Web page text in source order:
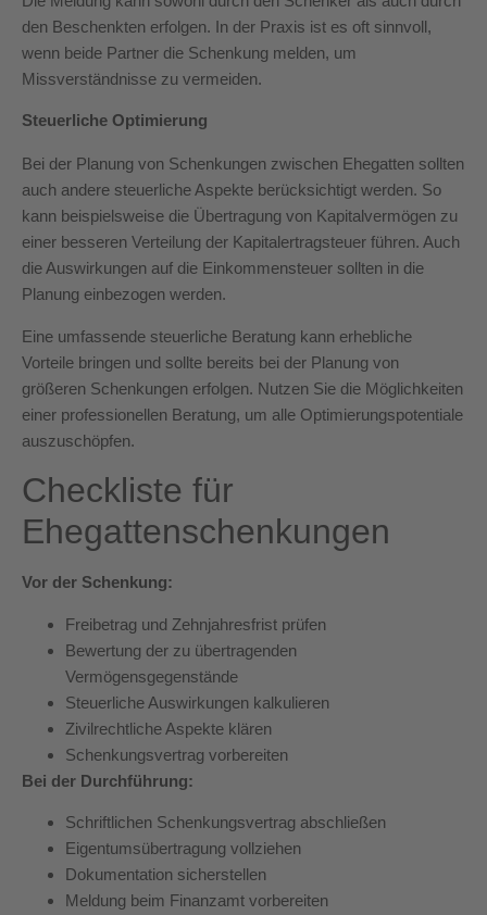
den Beschenkten erfolgen. In der Praxis ist es oft sinnvoll,
wenn beide Partner die Schenkung melden, um
Missverständnisse zu vermeiden.
Steuerliche Optimierung
Bei der Planung von Schenkungen zwischen Ehegatten sollten
auch andere steuerliche Aspekte berücksichtigt werden. So
kann beispielsweise die Übertragung von Kapitalvermögen zu
einer besseren Verteilung der Kapitalertragsteuer führen. Auch
die Auswirkungen auf die Einkommensteuer sollten in die
Planung einbezogen werden.
Eine umfassende steuerliche Beratung kann erhebliche
Vorteile bringen und sollte bereits bei der Planung von
größeren Schenkungen erfolgen. Nutzen Sie die Möglichkeiten
einer professionellen Beratung, um alle Optimierungspotentiale
auszuschöpfen.
Checkliste für
Ehegattenschenkungen
Vor der Schenkung:
Freibetrag und Zehnjahresfrist prüfen
Bewertung der zu übertragenden
Vermögensgegenstände
Steuerliche Auswirkungen kalkulieren
Zivilrechtliche Aspekte klären
Schenkungsvertrag vorbereiten
Bei der Durchführung:
Schriftlichen Schenkungsvertrag abschließen
Eigentumsübertragung vollziehen
Dokumentation sicherstellen
Meldung beim Finanzamt vorbereiten